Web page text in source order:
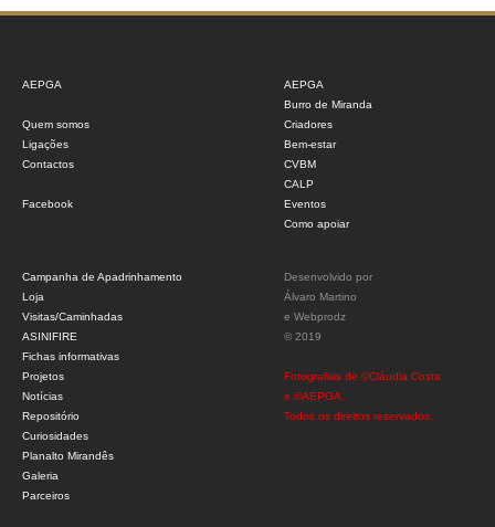
AEPGA
Quem somos
Ligações
Contactos
Facebook
AEPGA
Burro de Miranda
Criadores
Bem-estar
CVBM
CALP
Eventos
Como apoiar
Campanha de Apadrinhamento
Loja
Visitas/Caminhadas
ASINIFIRE
Fichas informativas
Projetos
Notícias
Repositório
Curiosidades
Planalto Mirandês
Galeria
Parceiros
Desenvolvido por
Álvaro Martino
e Webprodz
© 2019
Fotografias de ©Cláudia Costa
e ©AEPGA.
Todos os direitos reservados.